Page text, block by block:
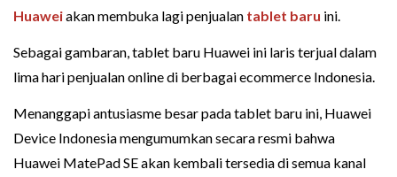
Huaweiakan membuka lagi penjualan tablet baru ini.
Sebagai gambaran, tablet baru Huawei ini laris terjual dalam
lima hari penjualan online di berbagai ecommerce Indonesia.
Menanggapi antusiasme besar pada tablet baru ini, Huawei
Device Indonesia mengumumkan secara resmi bahwa
Huawei MatePad SE akan kembali tersedia di semua kanal